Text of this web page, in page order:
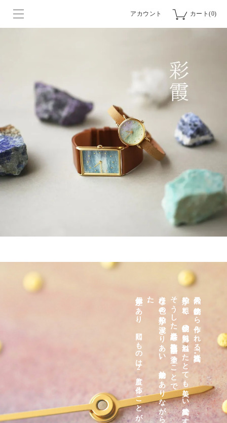
アカウント カート(0)
天然の鉱物から作られる「岩絵具」。
粒子が粗く、鉱物の魅力に溢れたとても美しい絵具です。
そうした岩絵具を複数色文字盤に塗ることで
。